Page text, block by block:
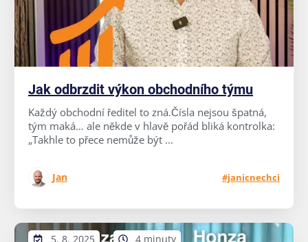
Jak odbrzdit výkon obchodního týmu
Každý obchodní ředitel to zná.Čísla nejsou špatná,
tým maká… ale někde v hlavě pořád bliká kontrolka:
„Takhle to přece nemůže být ...
Jan #janicnechci
5. 8. 2025 4 minuty